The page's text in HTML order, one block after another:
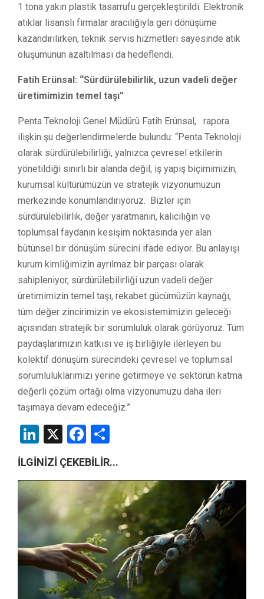
1 tona yakın plastik tasarrufu gerçekleştirildi. Elektronik
atıklar lisanslı firmalar aracılığıyla geri dönüşüme
kazandırılırken, teknik servis hizmetleri sayesinde atık
oluşumunun azaltılması da hedeflendi.
Fatih Erünsal: “Sürdürülebilirlik, uzun vadeli değer
üretimimizin temel taşı”
Penta Teknoloji Genel Müdürü Fatih Erünsal, rapora
ilişkin şu değerlendirmelerde bulundu: “Penta Teknoloji
olarak sürdürülebilirliği, yalnızca çevresel etkilerin
yönetildiği sınırlı bir alanda değil, iş yapış biçimimizin,
kurumsal kültürümüzün ve stratejik vizyonumuzun
merkezinde konumlandırıyoruz. Bizler için
sürdürülebilirlik, değer yaratmanın, kalıcılığın ve
toplumsal faydanın kesişim noktasında yer alan
bütünsel bir dönüşüm sürecini ifade ediyor. Bu anlayışı
kurum kimliğimizin ayrılmaz bir parçası olarak
sahipleniyor, sürdürülebilirliği uzun vadeli değer
üretimimizin temel taşı, rekabet gücümüzün kaynağı,
tüm değer zincirimizin ve ekosistemimizin geleceği
açısından stratejik bir sorumluluk olarak görüyoruz. Tüm
paydaşlarımızın katkısı ve iş birliğiyle ilerleyen bu
kolektif dönüşüm sürecindeki çevresel ve toplumsal
sorumluluklarımızı yerine getirmeye ve sektörün katma
değerli çözüm ortağı olma vizyonumuzu daha ileri
taşımaya devam edeceğiz.”
LinkedIn
X Facebook
İLGİNİZİ ÇEKEBİLİR...